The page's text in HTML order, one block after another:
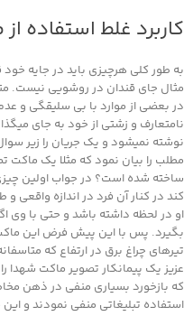
کاربرد غلط استفاده
به طور کلی هرچیزی باید در جایه خود
مثال جای قندان در روشویی نیست.
در بعضی از موارد با بی سلیقگی و
نامتعارف و زشتی از خود به جای
نوشته نمیشود و یک جریان را زیر
مطلب را بیان نمود که مثلا یک ماکت
ساخته شده است؟ در جواب اولین
کند در کنار آن فرد در اندازه واقعی
او در لحظه داشته باشد و حتی با وی
بگیرد. پس با این پیش فرض این ماکت
تیرهای چراغ برق در ارتفاع که
عزیز یک پیمانکار تصویر ماکت شهدا
که بازخورد بسیاری منفی در ذهن
استفاده تبلیغاتی منفی نمودند و